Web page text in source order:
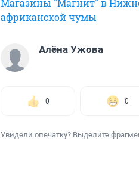
Магазины "Магнит" в
африканской чумы
Алёна Ужова
0 0
Увидели опечатку? Выделите